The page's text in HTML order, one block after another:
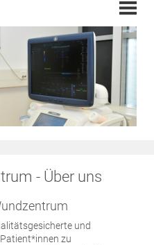
- Über uns
und
zu